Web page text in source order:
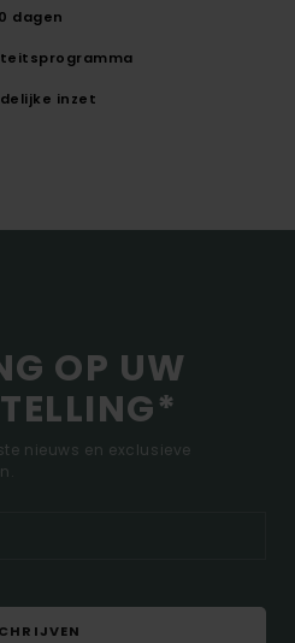
dagen
inzet
OP UW
nieuws en exclusieve